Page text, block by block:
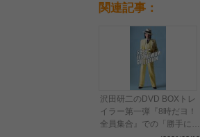
関連記事：
沢田研二のDVD BOXトレ
イラー第一弾『8時だヨ！
全員集合』での「勝手にし